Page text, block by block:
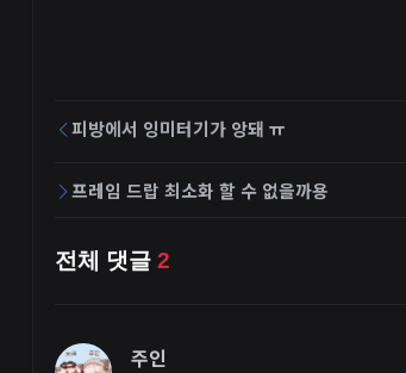
피방에서 잉미터기가 앙돼 ㅠ
프레임 드랍 최소화 할 수 없을까용
전체 댓글 2
주인